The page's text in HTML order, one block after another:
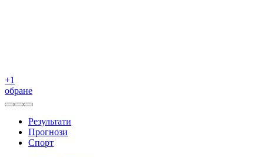
+1
обране
Результати
Прогнози
Спорт